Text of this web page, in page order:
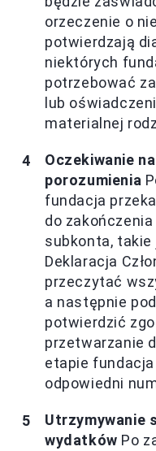
orzeczenie o
potwierdzają
niektórych
potrzebować
lub
materialnej
Oczekiwanie
porozumienia
fundacja
do
subkonta, takie
Deklaracja
przeczytać
a następnie
potwierdzić
przetwarzanie
etapie
odpowiedni
Utrzymywanie
wydatków Po